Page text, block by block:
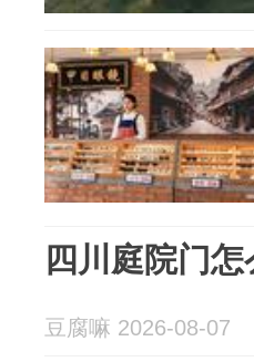
四川庭院门
豆腐嘛 2026-08-07